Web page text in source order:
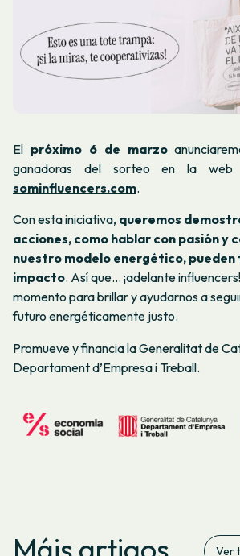
El próximo 6 de marzo
ganadoras del sorteo en la web
sominfluencers.com.
Con esta iniciativa, queremos
acciones, como hablar con pasión y
nuestro modelo energético, pueden
impacto. Así que... ¡adelante
momento para brillar y ayudarnos a
futuro energéticamente justo.
Promueve y financia la Generalitat de
Departament d’Empresa i Treball.
Ver